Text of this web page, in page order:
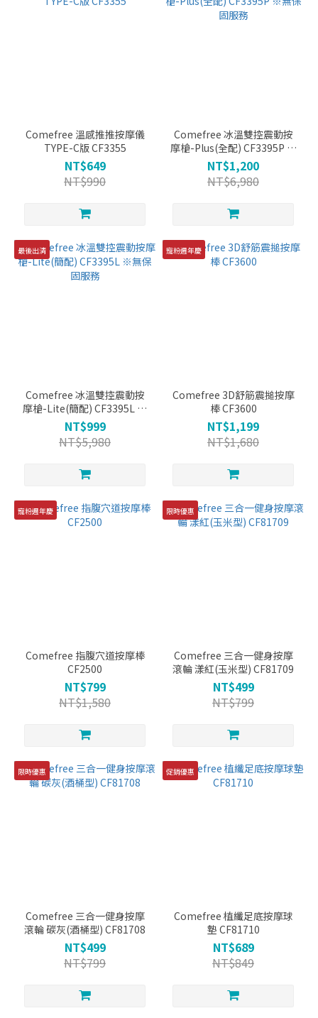
Comefree 溫感推推按摩儀
TYPE-C版 CF3355
NT$649
NT$990
Comefree 冰溫雙控震動按
摩槍-Plus(全配) CF3395P ※
無保固服務
NT$1,200
NT$6,980
最後出清
Comefree 冰溫雙控震動按
摩槍-Lite(簡配) CF3395L ※
無保固服務
NT$999
NT$5,980
寵粉週年慶
Comefree 3D舒筋震搥按摩
棒 CF3600
NT$1,199
NT$1,680
寵粉週年慶
Comefree 指腹穴道按摩棒
CF2500
NT$799
NT$1,580
限時優惠
Comefree 三合一健身按摩
滾輪 漾紅(玉米型) CF81709
NT$499
NT$799
限時優惠
Comefree 三合一健身按摩
滾輪 碳灰(酒桶型) CF81708
NT$499
NT$799
促銷優惠
Comefree 植纖足底按摩球
墊 CF81710
NT$689
NT$849